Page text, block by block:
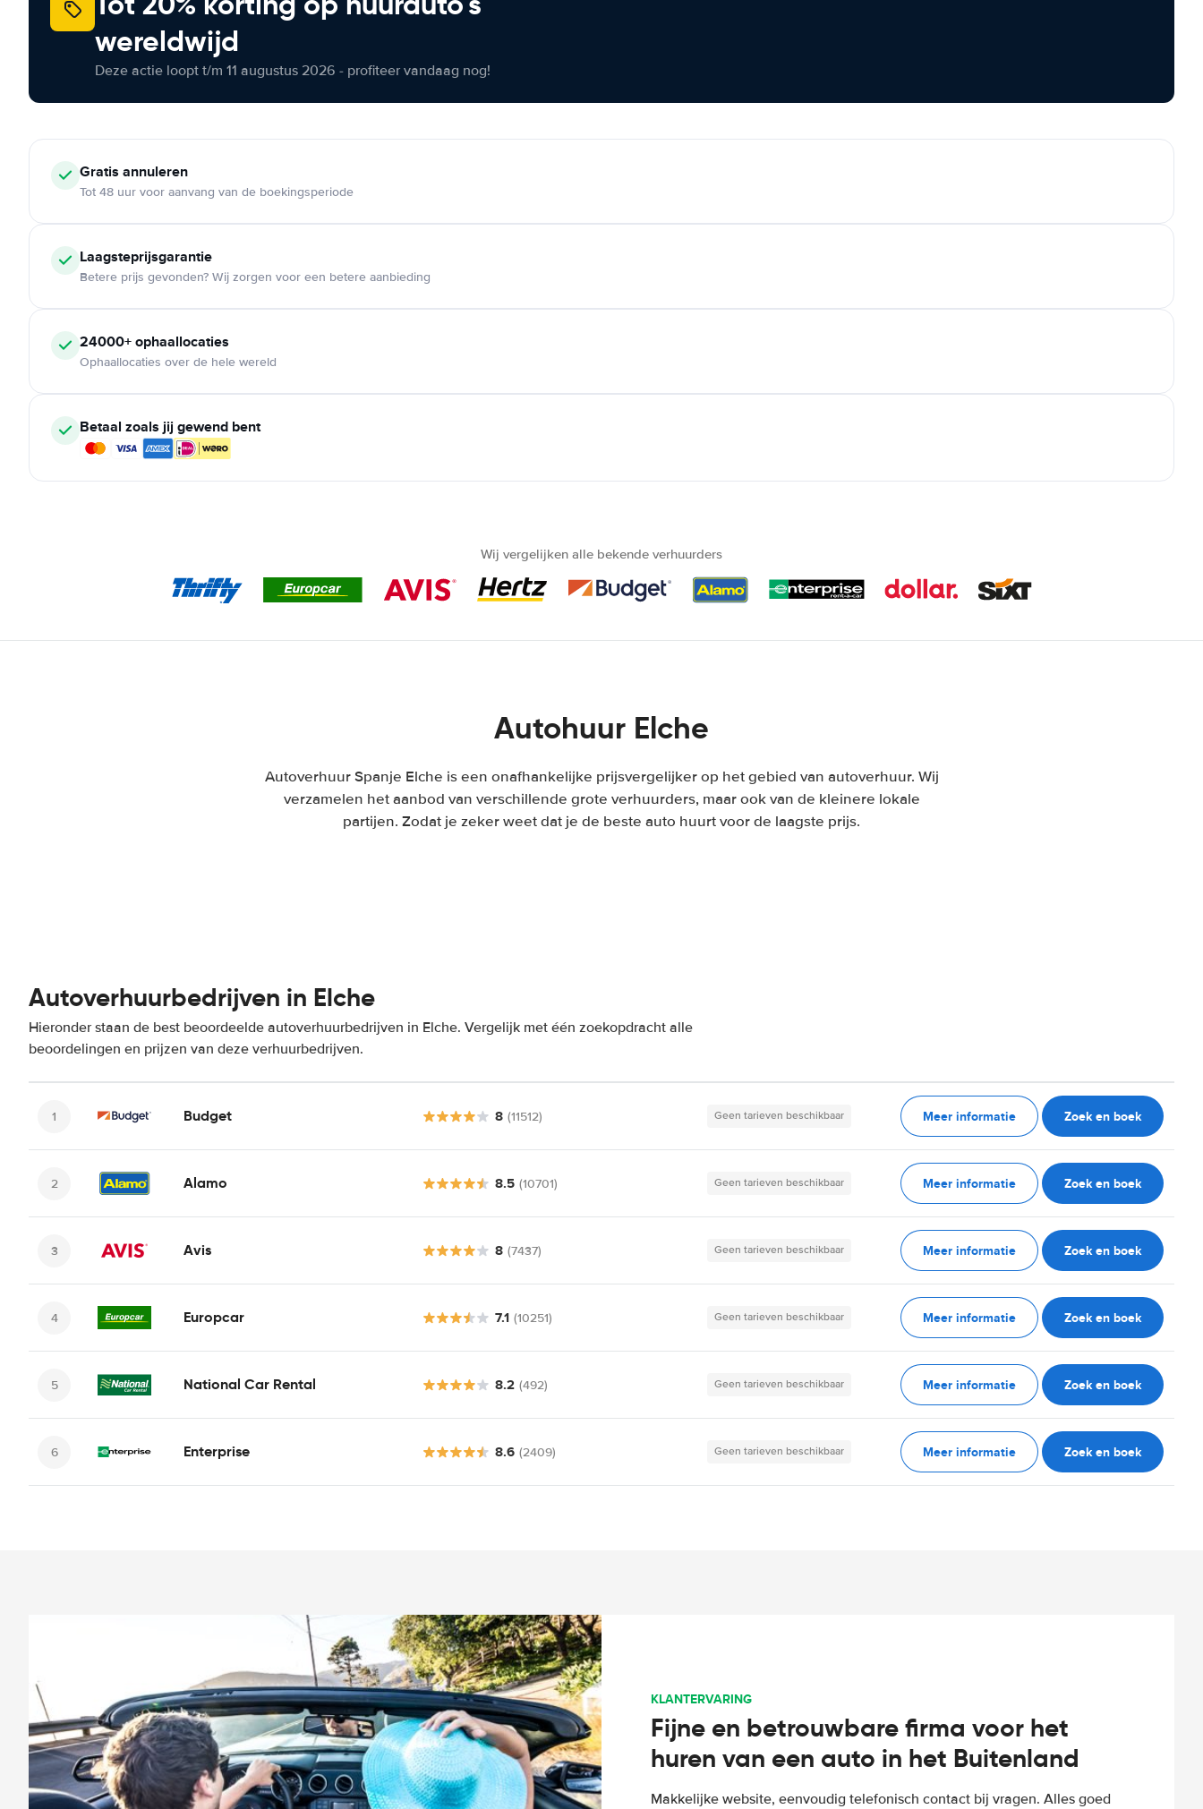
wereldwijd
Deze actie loopt t/m 11 augustus 2026 - profiteer vandaag nog!
Gratis annuleren
Tot 48 uur voor aanvang van de boekingsperiode
Laagsteprijsgarantie
Betere prijs gevonden? Wij zorgen voor een betere aanbieding
24000+ ophaallocaties
Ophaallocaties over de hele wereld
Betaal zoals jij gewend bent
Wij vergelijken alle bekende verhuurders
Autohuur Elche
Autoverhuur Spanje Elche is een onafhankelijke prijsvergelijker op het gebied van autoverhuur. Wij
verzamelen het aanbod van verschillende grote verhuurders, maar ook van de kleinere lokale
partijen. Zodat je zeker weet dat je de beste auto huurt voor de laagste prijs.
Autoverhuurbedrijven in Elche
Hieronder staan de best beoordeelde autoverhuurbedrijven in Elche. Vergelijk met één zoekopdracht alle
beoordelingen en prijzen van deze verhuurbedrijven.
Budget 8 (11512) Geen tarieven beschikbaar Meer informatie Zoek en boek
Alamo 8.5 (10701) Geen tarieven beschikbaar Meer informatie Zoek en boek
Avis 8 (7437) Geen tarieven beschikbaar Meer informatie Zoek en boek
Europcar 7.1 (10251) Geen tarieven beschikbaar Meer informatie Zoek en boek
National Car Rental 8.2 (492) Geen tarieven beschikbaar Meer informatie Zoek en boek
Enterprise 8.6 (2409) Geen tarieven beschikbaar Meer informatie Zoek en boek
KLANTERVARING
Fijne en betrouwbare firma voor het
huren van een auto in het Buitenland
Makkelijke website, eenvoudig telefonisch contact bij vragen. Alles goed